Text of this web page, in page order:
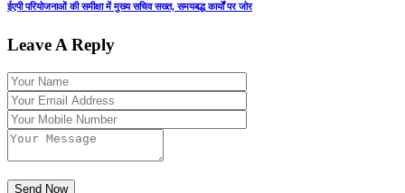
ईएपी परियोजनाओं की समीक्षा में मुख्य सचिव सख्त, समयबद्ध कार्यों पर जोर
Leave A Reply